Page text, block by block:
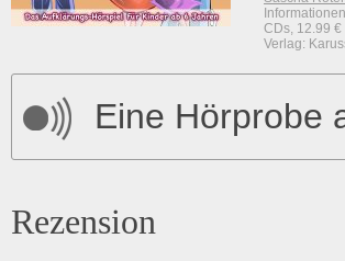
CDs, 12.99 €
Verlag:
Eine Hörprobe
Rezension